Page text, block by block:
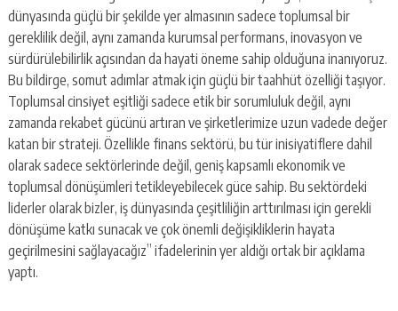
dünyasında güçlü bir şekilde yer almasının sadece toplumsal bir
gereklilik değil, aynı zamanda kurumsal performans, inovasyon ve
sürdürülebilirlik açısından da hayati öneme sahip olduğuna inanıyoruz.
Bu bildirge, somut adımlar atmak için güçlü bir taahhüt özelliği taşıyor.
Toplumsal cinsiyet eşitliği sadece etik bir sorumluluk değil, aynı
zamanda rekabet gücünü artıran ve şirketlerimize uzun vadede değer
katan bir strateji. Özellikle finans sektörü, bu tür inisiyatiflere dahil
olarak sadece sektörlerinde değil, geniş kapsamlı ekonomik ve
toplumsal dönüşümleri tetikleyebilecek güce sahip. Bu sektördeki
liderler olarak bizler, iş dünyasında çeşitliliğin arttırılması için gerekli
dönüşüme katkı sunacak ve çok önemli değişikliklerin hayata
geçirilmesini sağlayacağız” ifadelerinin yer aldığı ortak bir açıklama
yaptı.